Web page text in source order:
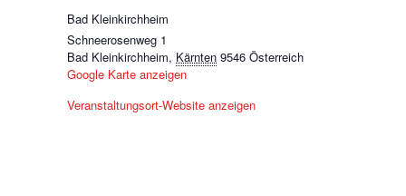
Bad Kleinkirchheim
Schneerosenweg 1
Bad Kleinkirchheim, Kärnten 9546 Österreich
Google Karte anzeigen
Veranstaltungsort-Website anzeigen